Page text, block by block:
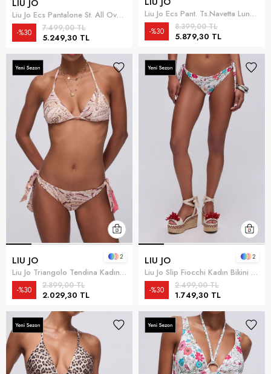
LIU JO
Liu Jo Ecs Pantalone St. All Over Kadın Plaj Pantolonu Çok Renkli
5.249,30 TL
7.499,00 TL
%30
Liu Jo Ecs Pant. Ts.Navetta Lungo Kadın Plaj Pantolonu Çok Renkli
5.879,30 TL
8.399,00 TL
%30
LIU JO
Liu Jo Triangolo Tendina Kadın Bikini Üstü Çok Renkli
2.029,30 TL
2.899,00 TL
%30
2 LIU JO
Liu Jo Slip Fiocchi Kadın Bikini Altı Çok Renkli
1.749,30 TL
2.499,00 TL
%30
2